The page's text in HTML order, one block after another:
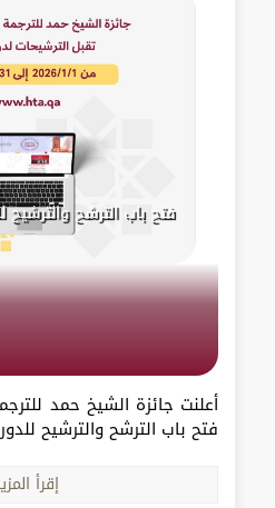
فتح باب الترشح والترشيح
أعلنت جائزة الشيخ حمد
فتح باب الترشح والترشيح
إقرأ